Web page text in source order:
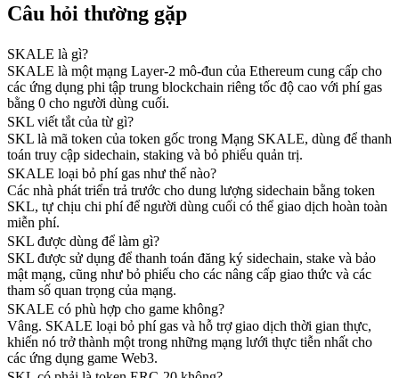
Câu hỏi thường gặp
SKALE là gì?
SKALE là một mạng Layer-2 mô-đun của Ethereum cung cấp cho
các ứng dụng phi tập trung blockchain riêng tốc độ cao với phí gas
bằng 0 cho người dùng cuối.
SKL viết tắt của từ gì?
SKL là mã token của token gốc trong Mạng SKALE, dùng để thanh
toán truy cập sidechain, staking và bỏ phiếu quản trị.
SKALE loại bỏ phí gas như thế nào?
Các nhà phát triển trả trước cho dung lượng sidechain bằng token
SKL, tự chịu chi phí để người dùng cuối có thể giao dịch hoàn toàn
miễn phí.
SKL được dùng để làm gì?
SKL được sử dụng để thanh toán đăng ký sidechain, stake và bảo
mật mạng, cũng như bỏ phiếu cho các nâng cấp giao thức và các
tham số quan trọng của mạng.
SKALE có phù hợp cho game không?
Vâng. SKALE loại bỏ phí gas và hỗ trợ giao dịch thời gian thực,
khiến nó trở thành một trong những mạng lưới thực tiễn nhất cho
các ứng dụng game Web3.